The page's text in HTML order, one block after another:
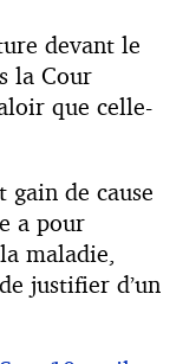
devant le
la Cour
que celle-
gain de cause
a pour
maladie,
justifier d’un